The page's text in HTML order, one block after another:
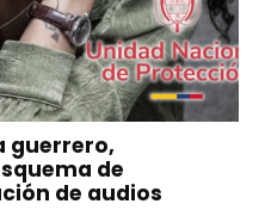
guerrero,
de
de audios